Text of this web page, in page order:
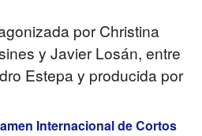
por Christina
y Javier Losán, entre
Estepa y producida por
Internacional de Cortos